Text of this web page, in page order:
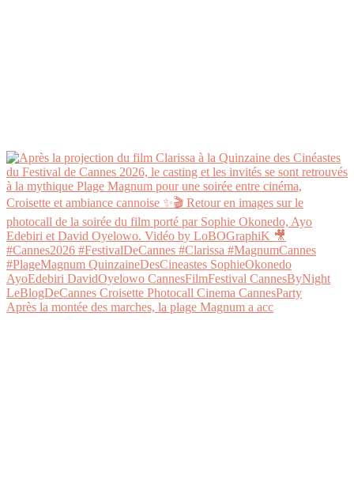
Après la montée des marches, la plage Magnum a acc